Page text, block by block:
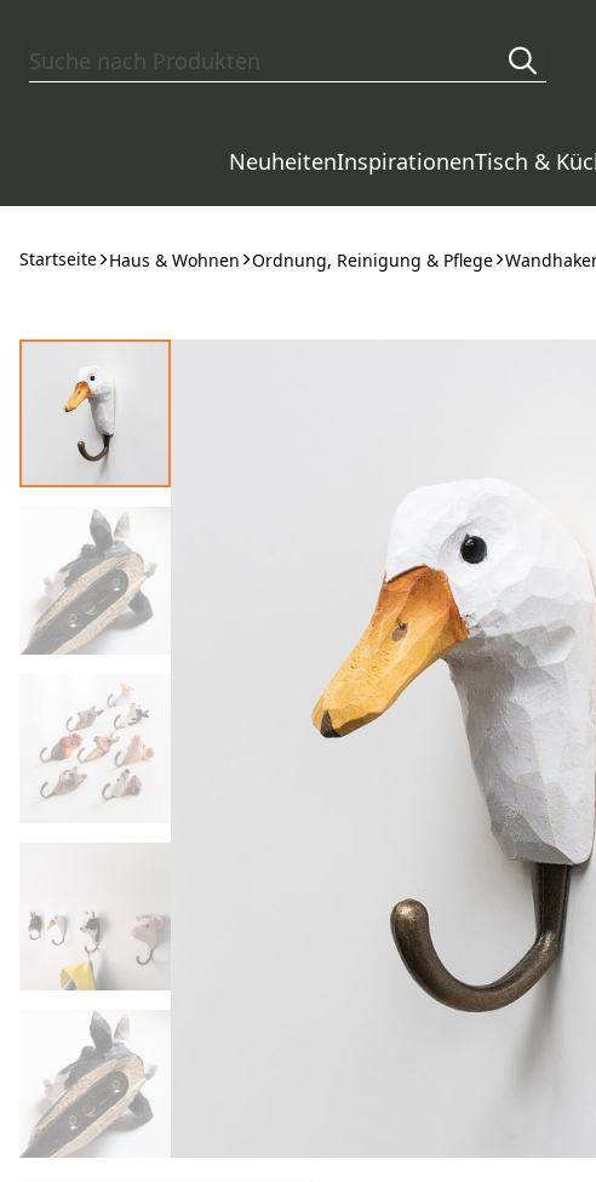
NeuheitenInspirationenTisch &
Startseite Haus & Wohnen Ordnung, Reinigung & Pflege